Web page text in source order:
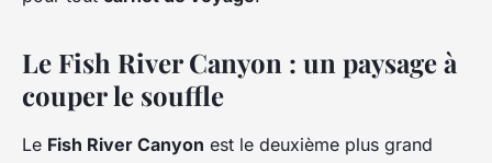
Le Fish River Canyon : un paysage à
couper le souffle
Le Fish River Canyon est le deuxième plus grand